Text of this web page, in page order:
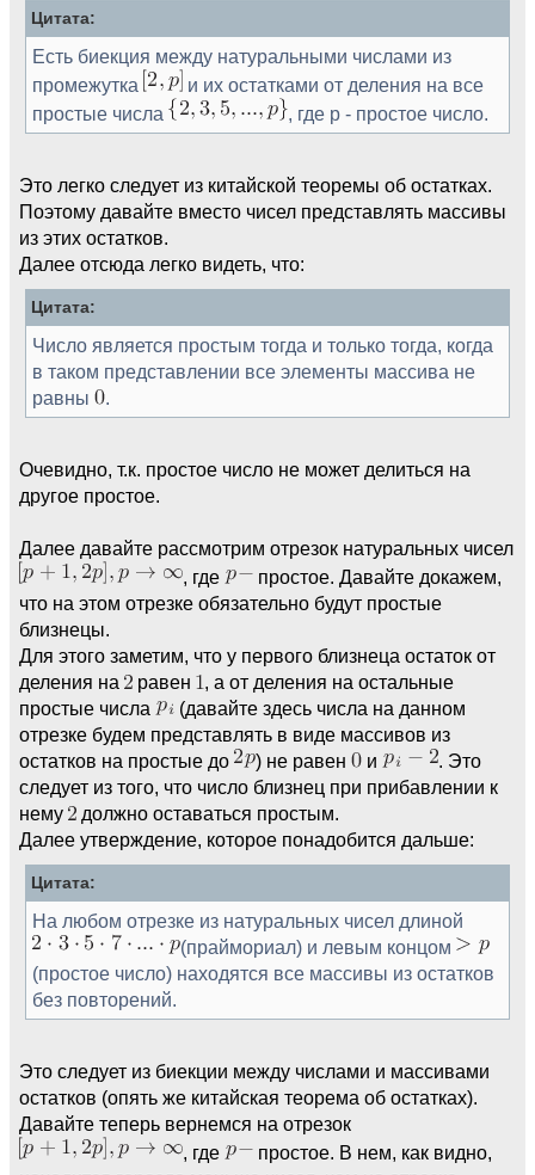
Цитата:
Есть биекция между натуральными числами из
промежутка
и их остатками от деления на все
простые числа
, где p - простое число.
Это легко следует из китайской теоремы об остатках.
Поэтому давайте вместо чисел представлять массивы
из этих остатков.
Далее отсюда легко видеть, что:
Цитата:
Число является простым тогда и только тогда, когда
в таком представлении все элементы массива не
равны
.
Очевидно, т.к. простое число не может делиться на
другое простое.
Далее давайте рассмотрим отрезок натуральных чисел
, где
простое. Давайте докажем,
что на этом отрезке обязательно будут простые
близнецы.
Для этого заметим, что у первого близнеца остаток от
деления на
равен
, а от деления на остальные
простые числа
(давайте здесь числа на данном
отрезке будем представлять в виде массивов из
остатков на простые до
) не равен и
. Это
следует из того, что число близнец при прибавлении к
нему
должно оставаться простым.
Далее утверждение, которое понадобится дальше:
Цитата:
На любом отрезке из натуральных чисел длиной
(праймориал) и левым концом
(простое число) находятся все массивы из остатков
без повторений.
Это следует из биекции между числами и массивами
остатков (опять же китайская теорема об остатках).
Давайте теперь вернемся на отрезок
, где
простое. В нем, как видно,